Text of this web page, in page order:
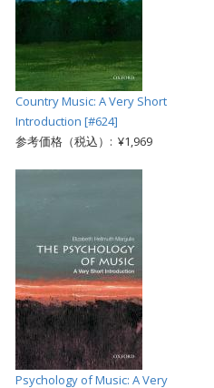
Country Music: A Very Short
Introduction [#624]
参考価格（税込）: ¥1,969
Psychology of Music: A Very